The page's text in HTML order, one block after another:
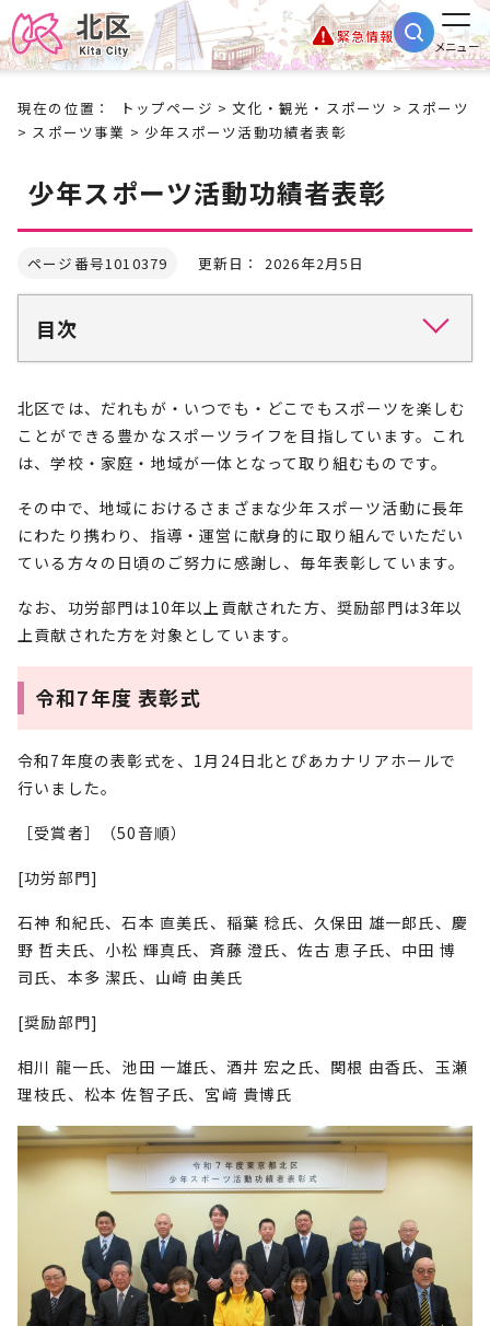
緊急情報
メニュー
現在の位置： トップページ >文化・観光・スポーツ > スポーツ
> スポーツ事業 > 少年スポーツ活動功績者表彰
少年スポーツ活動功績者表彰
ページ番号1010379 更新日： 2026年2月5日
目次
北区では、だれもが・いつでも・どこでもスポーツを楽しむ
ことができる豊かなスポーツライフを目指しています。これ
は、学校・家庭・地域が一体となって取り組むものです。
その中で、地域におけるさまざまな少年スポーツ活動に長年
にわたり携わり、指導・運営に献身的に取り組んでいただい
ている方々の日頃のご努力に感謝し、毎年表彰しています。
なお、功労部門は10年以上貢献された方、奨励部門は3年以
上貢献された方を対象としています。
令和7年度 表彰式
令和7年度の表彰式を、1月24日北とぴあカナリアホールで
行いました。
［受賞者］（50音順）
[功労部門]
石神 和紀氏、石本 直美氏、稲葉 稔氏、久保田 雄一郎氏、慶
野 哲夫氏、小松 輝真氏、斉藤 澄氏、佐古 恵子氏、中田 博
司氏、本多 潔氏、山﨑 由美氏
[奨励部門]
相川 龍一氏、池田 一雄氏、酒井 宏之氏、関根 由香氏、玉瀬
理枝氏、松本 佐智子氏、宮﨑 貴博氏